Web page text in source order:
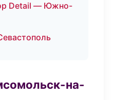
Detail — Южно-
на-